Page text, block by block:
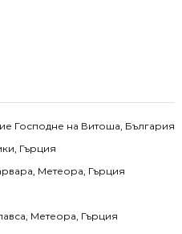
Господне на Витоша, България
Гърция
Метеора, Гърция
Метеора, Гърция